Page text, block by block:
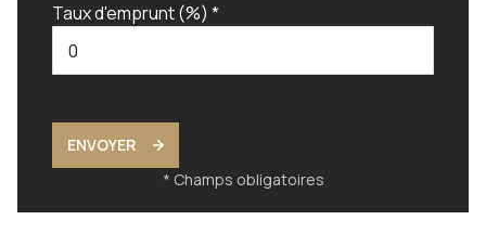
Taux d'emprunt (%) *
ENVOYER
* Champs obligatoires